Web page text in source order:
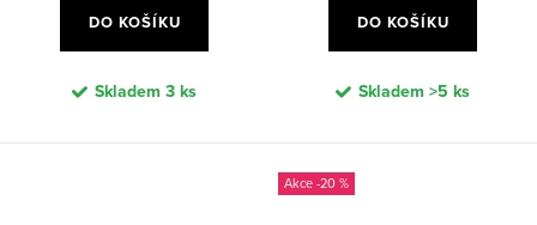
DO KOŠÍKU
Skladem 3 ks
DO KOŠÍKU
Skladem >5 ks
-20 %